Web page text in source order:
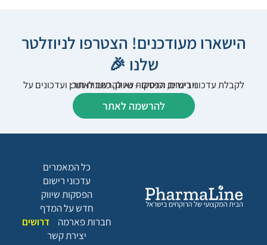
הישארו מעודכנים! הצטרפו לניוזלטר
שלנו 🎉
לקבלת עדכוני רישום, הפסקות שיווק, כתבות תוכן ועדכונים על וובינרים וכנסים – נא להרשם לאתר:
להרשמה לאתר
כל המאמרים
עדכוני רישום
הפסקות שיווק
חדש על המדף
חברות פארמה
דרושים
יצירת קשר